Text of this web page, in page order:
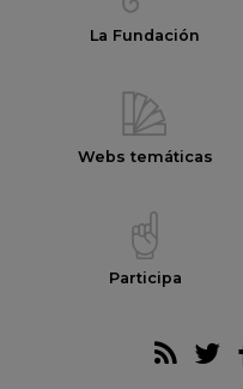
La Fundación
Webs temáticas
Participa